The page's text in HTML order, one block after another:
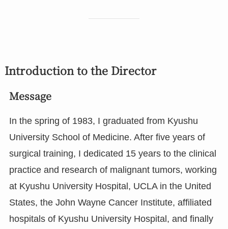
Introduction to the Director
Message
In the spring of 1983, I graduated from Kyushu
University School of Medicine. After five years of
surgical training, I dedicated 15 years to the clinical
practice and research of malignant tumors, working
at Kyushu University Hospital, UCLA in the United
States, the John Wayne Cancer Institute, affiliated
hospitals of Kyushu University Hospital, and finally